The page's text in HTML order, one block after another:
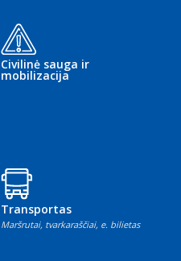
Civilinė sauga ir
mobilizacija
Transportas
Maršrutai, tvarkaraščiai, e. bilietas